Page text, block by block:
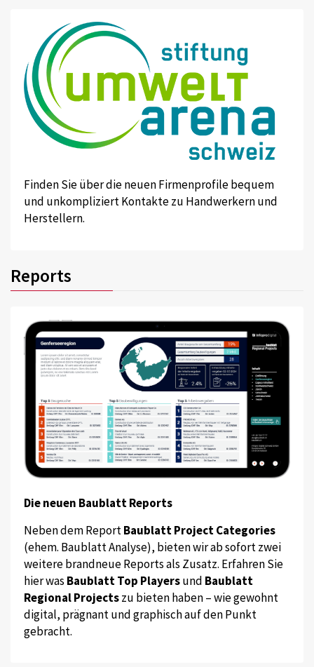
Finden Sie über die neuen Firmenprofile bequem
und unkompliziert Kontakte zu Handwerkern und
Herstellern.
Reports
Die neuen Baublatt Reports
Neben dem ReportBaublatt Project Categories
(ehem. Baublatt Analyse), bieten wir ab sofort zwei
weitere brandneue Reports als Zusatz. Erfahren Sie
hier was Baublatt Top Playersund Baublatt
Regional Projectszu bieten haben – wie gewohnt
digital, prägnant und graphisch auf den Punkt
gebracht.